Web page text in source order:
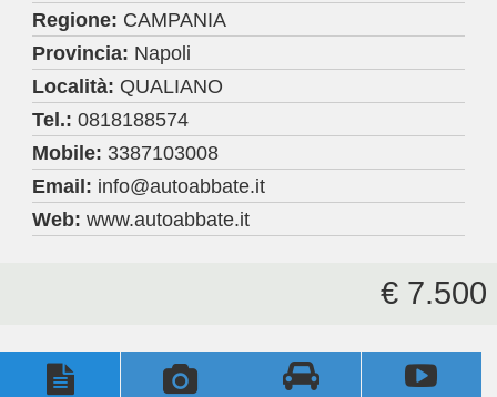
Regione: CAMPANIA
Provincia: Napoli
Località: QUALIANO
Tel.:0818188574
Mobile: 3387103008
Email: info@autoabbate.it
Web:www.autoabbate.it
€ 7.500
   